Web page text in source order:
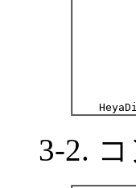
3-2.